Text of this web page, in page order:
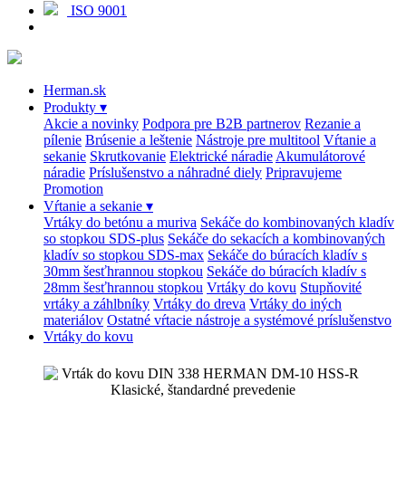
ISO 9001
Herman.sk
Produkty ▾
Akcie a novinky Podpora pre B2B partnerov Rezanie a
pílenie Brúsenie a leštenie Nástroje pre multitool Vŕtanie a
sekanie Skrutkovanie Elektrické náradie Akumulátorové
náradie Príslušenstvo a náhradné diely Pripravujeme
Promotion
Vŕtanie a sekanie ▾
Vrtáky do betónu a muriva Sekáče do kombinovaných kladív
so stopkou SDS-plus Sekáče do sekacích a kombinovaných
kladív so stopkou SDS-max Sekáče do búracích kladív s
30mm šesťhrannou stopkou Sekáče do búracích kladív s
28mm šesťhrannou stopkou Vrtáky do kovu Stupňovité
vrtáky a záhlbníky Vrtáky do dreva Vrtáky do iných
materiálov Ostatné vŕtacie nástroje a systémové príslušenstvo
Vrtáky do kovu